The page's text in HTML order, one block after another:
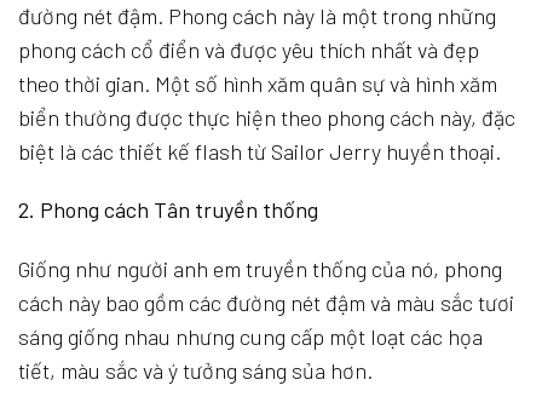
đường nét đậm. Phong cách này là một trong những
phong cách cổ điển và được yêu thích nhất và đẹp
theo thời gian. Một số hình xăm quân sự và hình xăm
biển thường được thực hiện theo phong cách này, đặc
biệt là các thiết kế flash từ Sailor Jerry huyền thoại.
2. Phong cách Tân truyền thống
Giống như người anh em truyền thống của nó, phong
cách này bao gồm các đường nét đậm và màu sắc tươi
sáng giống nhau nhưng cung cấp một loạt các họa
tiết, màu sắc và ý tưởng sáng sủa hơn.